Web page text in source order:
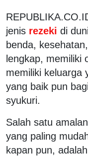
jenis rezeki di
benda,
lengkap, memiliki
memiliki keluarga
yang baik pun
syukuri.
Salah satu
yang paling
kapan pun,